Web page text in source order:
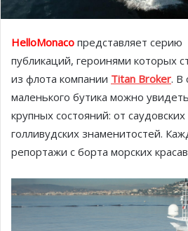
HelloMonaco представляет серию
публикаций, героинями которых
из флота компании Titan Broker. В
маленького бутика можно
крупных состояний: от
голливудских знаменитостей.
репортажи с борта морских